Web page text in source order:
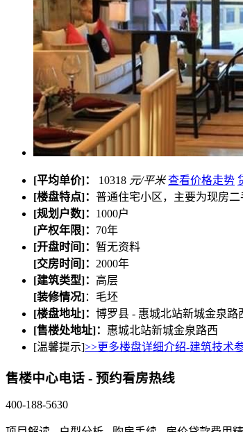
[平均单价]： 10318 元/平米 查看价格走势
[楼盘特点]： 普通住宅小区，主要为现房
[规划户数]： 1000户
[产权年限]： 70年
[开盘时间]： 暂无资料
[交房时间]： 2000年
[建筑类型]： 高层
[装修情况]：毛坯
[楼盘地址]： 博罗县 - 惠城北站新城金泉路
[售楼处地址]： 惠城北站新城金泉路西
[温馨提示]>>更多楼盘详细介绍-建筑技术
售楼中心电话 - 预约看房热线
400-188-5630